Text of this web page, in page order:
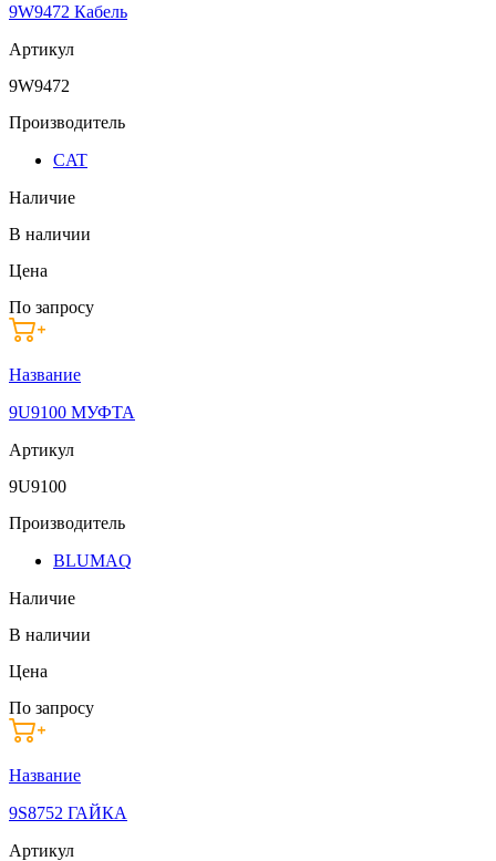
9W9472 Кабель
Артикул
9W9472
Производитель
CAT
Наличие
В наличии
Цена
По запросу
Название
9U9100 МУФТА
Артикул
9U9100
Производитель
BLUMAQ
Наличие
В наличии
Цена
По запросу
Название
9S8752 ГАЙКА
Артикул